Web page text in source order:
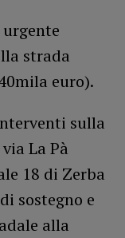
urgente
strada
euro).
sulla
La Pà
18 di Zerba
sostegno e
alla